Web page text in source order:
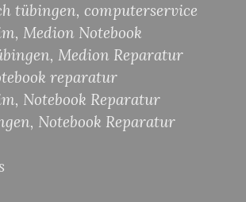
tübingen, computerservice
, Medion Notebook
, Medion Reparatur
reparatur
, Notebook Reparatur
, Notebook Reparatur